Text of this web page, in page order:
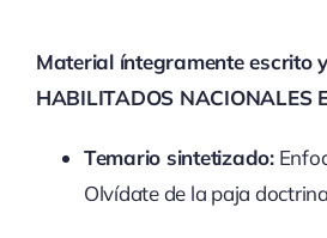
Material íntegramente escrito
HABILITADOS NACIONALES
Temario sintetizado:
Olvídate de la paja